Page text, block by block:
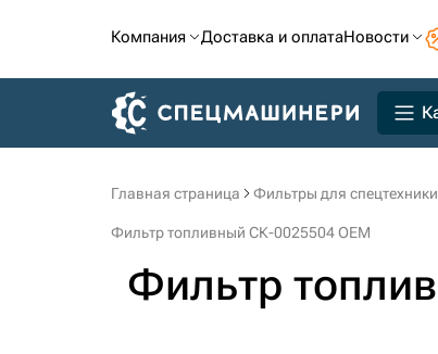
Компания Доставка и оплатаНовости
Главная страница Фильтры для спецтехники
Фильтр топливный СК-0025504 OEM
Фильтр